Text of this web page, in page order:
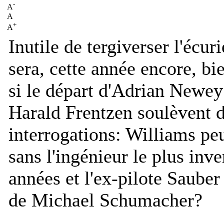
A-
A
A+
Inutile de tergiverser
sera, cette année encore,
si le départ d'Adrian
Harald Frentzen soulèvent
interrogations: Williams
sans l'ingénieur le plus
années et l'ex-pilote
de Michael Schumacher?